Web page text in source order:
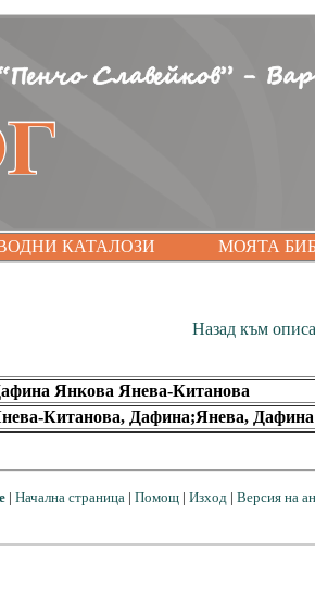
КАТАЛОЗИ МОЯТА
Назад към
Янкова Янева-Китанова
Китанова, Дафина;Янева, Дафина
| Начална страница| Помощ| Изход| Версия на